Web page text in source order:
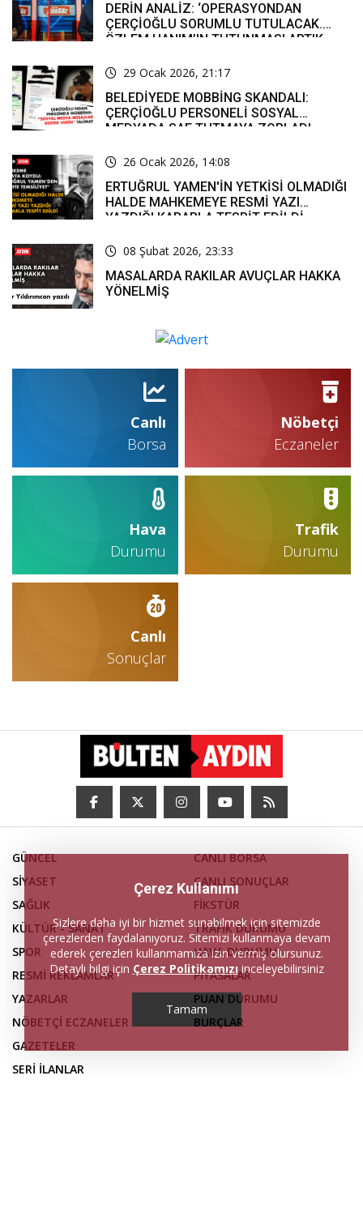
DERİN ANALİZ: ‘OPERASYONDAN
ÇERÇİOĞLU SORUMLU TUTULACAK.
ÖZLEM HANIM’IN TUTUNMASI ARTIK
29 Ocak 2026, 21:17
BELEDİYEDE MOBBİNG SKANDALI:
ÇERÇİOĞLU PERSONELİ SOSYAL
MEDYADA SAF TUTMAYA ZORLADI
26 Ocak 2026, 14:08
ERTUĞRUL YAMEN'İN YETKİSİ OLMADIĞI
HALDE MAHKEMEYE RESMİ YAZI
YAZDIĞI KARARLA TESPİT EDİLDİ
08 Şubat 2026, 23:33
MASALARDA RAKILAR AVUÇLAR HAKKA
YÖNELMİŞ
Canlı
Borsa
Nöbetçi
Eczaneler
Hava
Durumu
Trafik
Durumu
Canlı
Sonuçlar
GÜNCEL
SİYASET
SAĞLIK
KÜLTÜR - SANAT
SPOR
RESMİ REKLAMLAR
YAZARLAR
NÖBETÇİ ECZANELER
CANLI BORSA
CANLI SONUÇLAR
FİKSTÜR
TRAFİK DURUMU
HAVA DURUMU
PİYASALAR
PUAN DURUMU
BURÇLAR
GAZETELER
SERİ İLANLAR
Çerez Kullanımı
Sizlere daha iyi bir hizmet sunabilmek için sitemizde
çerezlerden faydalanıyoruz. Sitemizi kullanmaya devam
ederek çerezleri kullanmamıza izin vermiş olursunuz.
Detaylı bilgi için Çerez Politikamızıinceleyebilirsiniz
Tamam